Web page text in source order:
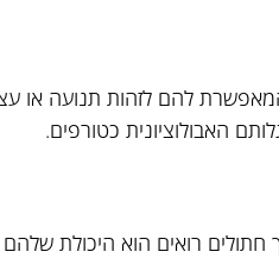
להם לזהות תנועה או
האבולוציונית כטורפים.
רואים הוא היכולת